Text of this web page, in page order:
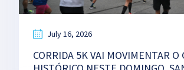
July 16, 2026
CORRIDA 5K VAI MOVIMENTAR O